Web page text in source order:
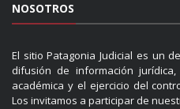
NOSOTROS
El sitio Patagonia Judicial es un
difusión de información
académica y el ejercicio del
Los invitamos a participar de